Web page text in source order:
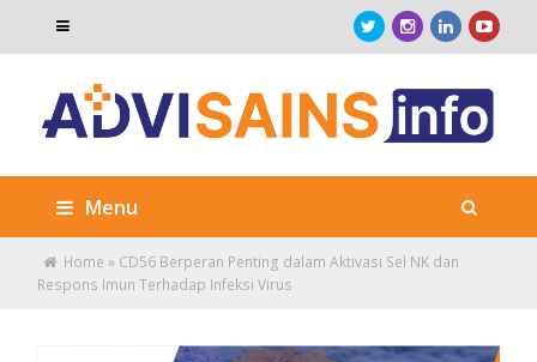
Menu
Home » CD56 Berperan Penting dalam Aktivasi Sel NK dan
Respons Imun Terhadap Infeksi Virus